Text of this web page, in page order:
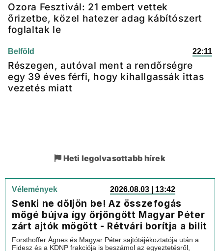
Ozora Fesztivál: 21 embert vettek
őrizetbe, közel hatezer adag kábítószert
foglaltak le
Belföld 22:11
Részegen, autóval ment a rendőrségre
egy 39 éves férfi, hogy kihallgassák ittas
vezetés miatt
Heti legolvasottabb hírek
Vélemények 2026.08.03 | 13:42
Senki ne dőljön be! Az összefogás
mögé bújva így őrjöngött Magyar Péter
zárt ajtók mögött - Rétvári borítja a bilit
Forsthoffer Ágnes és Magyar Péter sajtótájékoztatója után a
Fidesz és a KDNP frakciója is beszámol az egyeztetésről,